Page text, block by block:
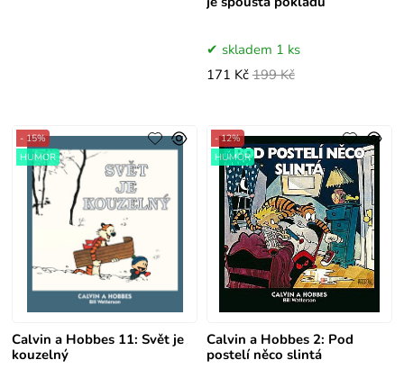
skladem 1 ks
171 Kč 199 Kč
Calvin a Hobbes 11: Svět je
kouzelný
- 15%
HUMOR
Calvin a Hobbes 2: Pod
postelí něco slintá
- 12%
HUMOR